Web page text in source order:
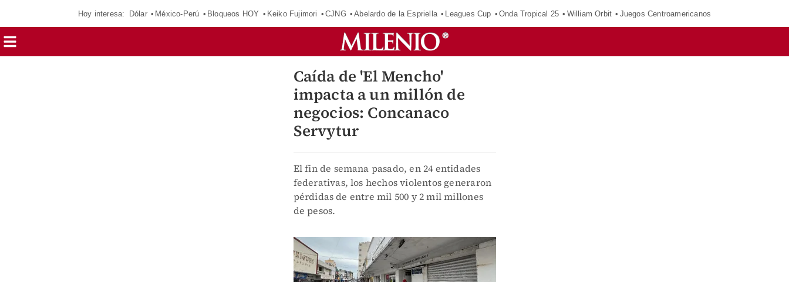
Hoy interesa: Dólar México-Perú Bloqueos HOY Keiko Fujimori CJNG Abelardo de la Espriella Leagues Cup Onda Tropical 25 William Orbit Juegos Centroamericanos
Caída de 'El Mencho'
impacta a un millón de
negocios: Concanaco
Servytur
El fin de semana pasado, en 24 entidades
federativas, los hechos violentos generaron
pérdidas de entre mil 500 y 2 mil millones
de pesos.